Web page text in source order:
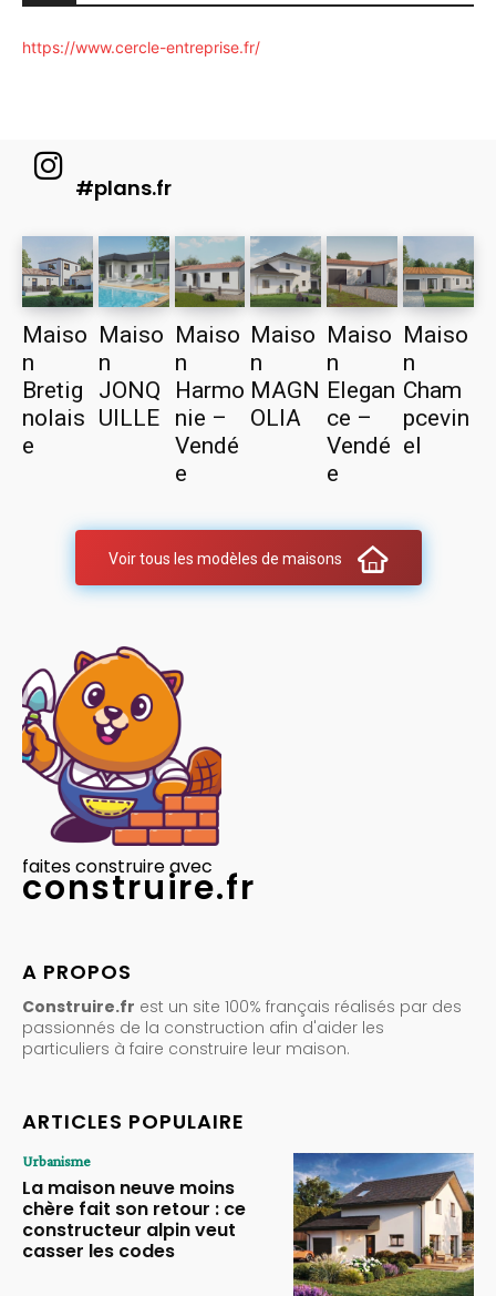
https://www.cercle-entreprise.fr/
#plans.fr
Maiso
n
Bretig
nolais
e
Maiso
n
JONQ
UILLE
Maiso
n
Harmo
nie –
Vendé
e
Maiso
n
MAGN
OLIA
Maiso
n
Elegan
ce –
Vendé
e
Maiso
n
Cham
pcevin
el
Voir tous les modèles de maisons
faites construire avec
construire.fr
A PROPOS
Construire.fr est un site 100% français réalisés par des
passionnés de la construction afin d'aider les
particuliers à faire construire leur maison.
ARTICLES POPULAIRE
Urbanisme
La maison neuve moins
chère fait son retour : ce
constructeur alpin veut
casser les codes